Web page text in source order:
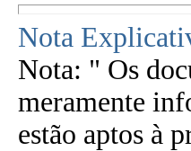
Nota
Nota: " Os
meramente
estão aptos à